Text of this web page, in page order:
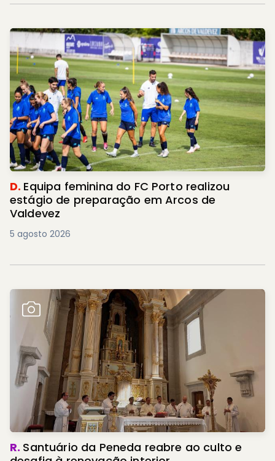
D. Equipa feminina do FC Porto realizou
estágio de preparação em Arcos de
Valdevez
5 agosto 2026
R. Santuário da Peneda reabre ao culto e